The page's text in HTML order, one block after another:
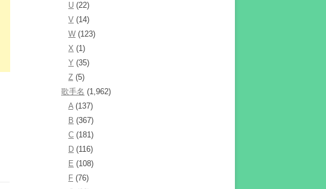
U (22)
V (14)
W (123)
X (1)
Y (35)
Z (5)
歌手名 (1,962)
A(137)
B (367)
C (181)
D (116)
E (108)
F (76)